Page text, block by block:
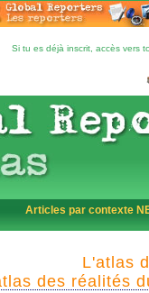
Si tu es déjà inscrit, accès vers
Articles par contexte
L'atlas
des réalités